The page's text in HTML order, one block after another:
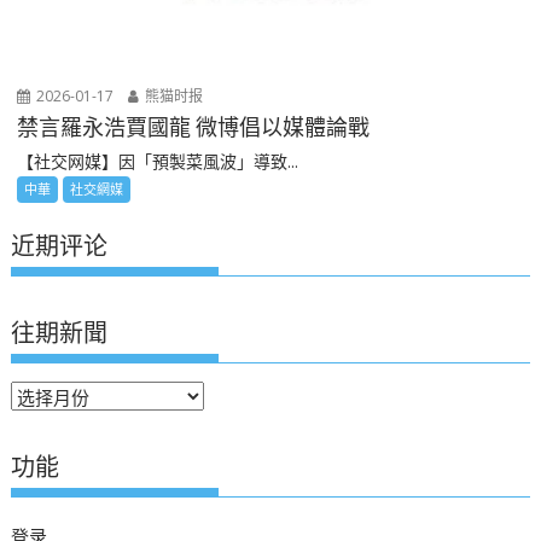
2026-01-17 熊猫时报
禁言羅永浩賈國龍 微博倡以媒體論戰
【社交网媒】因「預製菜風波」導致...
中華 社交網媒
近期评论
往期新聞
往
新
聞
功能